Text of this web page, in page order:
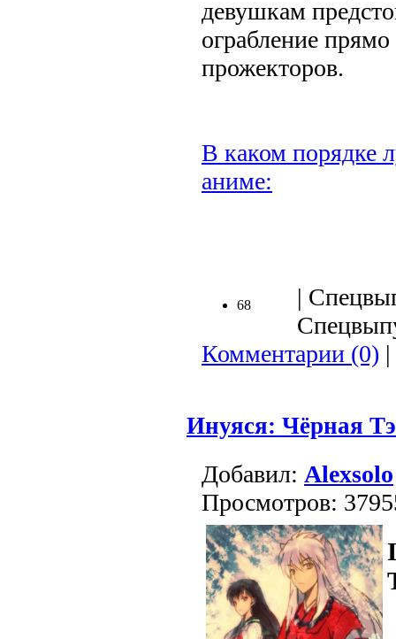
девушкам
ограбление
прожекторов.
В каком порядке
аниме:
68
|
Комментарии (0) |
Инуяся: Чёрная
Добавил: Alexsolo
Просмотров: